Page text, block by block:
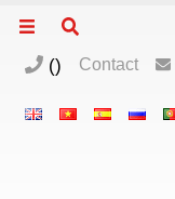
() Contact